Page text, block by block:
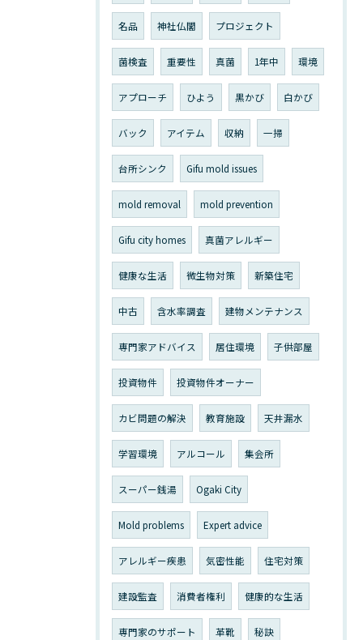
名品 神社仏閣 プロジェクト
菌検査 重要性 真菌 1年中 環境
アプローチ ひよう 黒かび 白かび
バック アイテム 収納 一掃
台所シンク Gifu mold issues
mold removal mold prevention
Gifu city homes 真菌アレルギー
健康な生活 微生物対策 新築住宅
中古 含水率調査 建物メンテナンス
専門家アドバイス 居住環境 子供部屋
投資物件 投資物件オーナー
カビ問題の解決 教育施設 天井漏水
学習環境 アルコール 集会所
スーパー銭湯 Ogaki City
Mold problems Expert advice
アレルギー疾患 気密性能 住宅対策
建設監査 消費者権利 健康的な生活
専門家のサポート 革靴 秘訣